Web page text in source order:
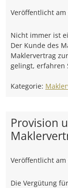
Veröffentlicht am
Nicht immer ist
Der Kunde des
Maklervertrag
gelingt, erfahren
Kategorie:
Provision
Veröffentlicht am
Die Vergütung